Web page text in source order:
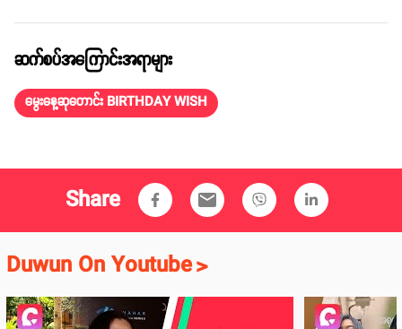
ဆက်စပ်အကြောင်းအရာများ
မွေးနေ့ဆုတောင်း BIRTHDAY WISH
Share email
Duwun On Youtube>